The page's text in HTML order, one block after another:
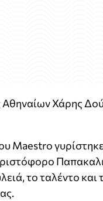
Χάρης
Maestro
το ταλέντο